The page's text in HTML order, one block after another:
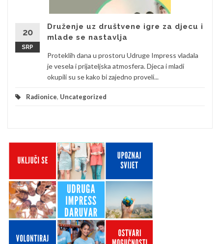
20
SRP
Druženje uz društvene igre za djecu i
mlade se nastavlja
Proteklih dana u prostoru Udruge Impress vladala
je vesela i prijateljska atmosfera. Djeca i mladi
okupili su se kako bi zajedno proveli...
Radionice, Uncategorized